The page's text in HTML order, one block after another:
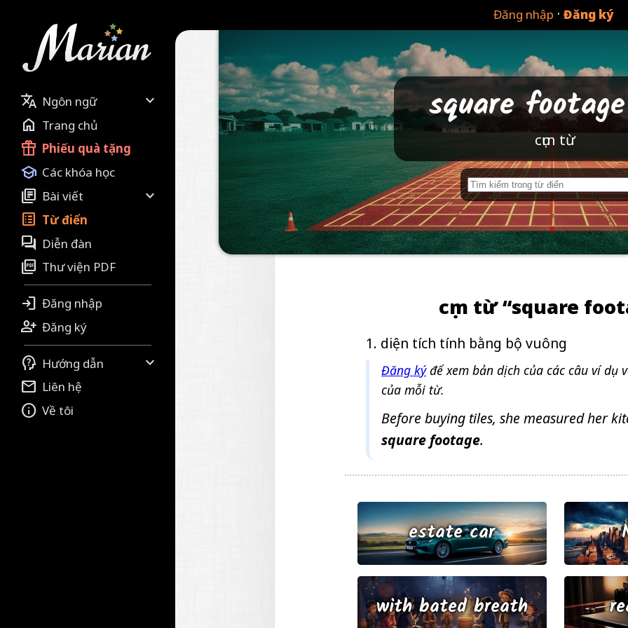
Đăng nhập · Đăng ký
 Ngôn ngữ

 Trang chủ
 Phiếu quà tặng
 Các khóa học
 Bài viết

 Từ điển
 Diễn đàn
 Thư viện PDF
 Đăng nhập
 Đăng ký
 Hướng dẫn

 Liên hệ
 Về tôi
square
cụm từ
cụm từ “square
diện tích tính bằng bộ vuông
Đăng kýđể xem bản dịch của các câu ví dụ
của mỗi từ.
Before buying tiles, she measured her
squarefootage.
estate car
with bated breath